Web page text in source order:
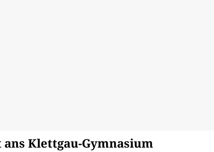
Klettgau-Gymnasium